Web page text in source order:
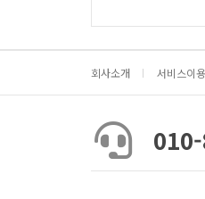
회사소개 서비스이